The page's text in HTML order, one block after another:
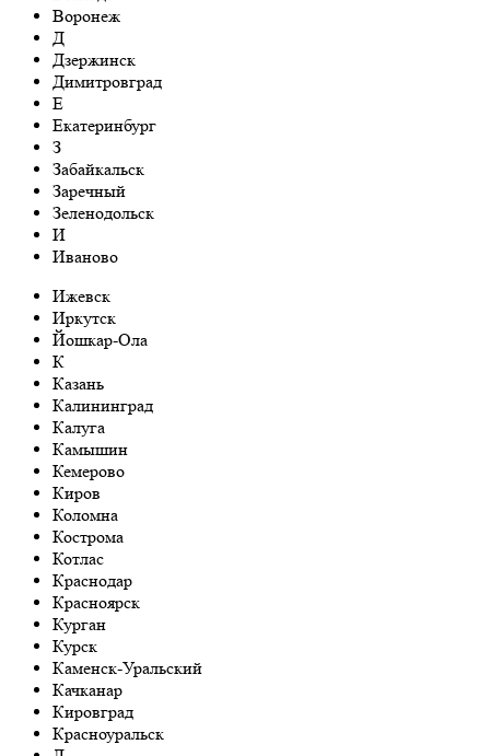
Воронеж
Д
Дзержинск
Димитровград
Е
Екатеринбург
З
Забайкальск
Заречный
Зеленодольск
И
Иваново
Ижевск
Иркутск
Йошкар-Ола
К
Казань
Калининград
Калуга
Камышин
Кемерово
Киров
Коломна
Кострома
Котлас
Краснодар
Красноярск
Курган
Курск
Каменск-Уральский
Качканар
Кировград
Красноуральск